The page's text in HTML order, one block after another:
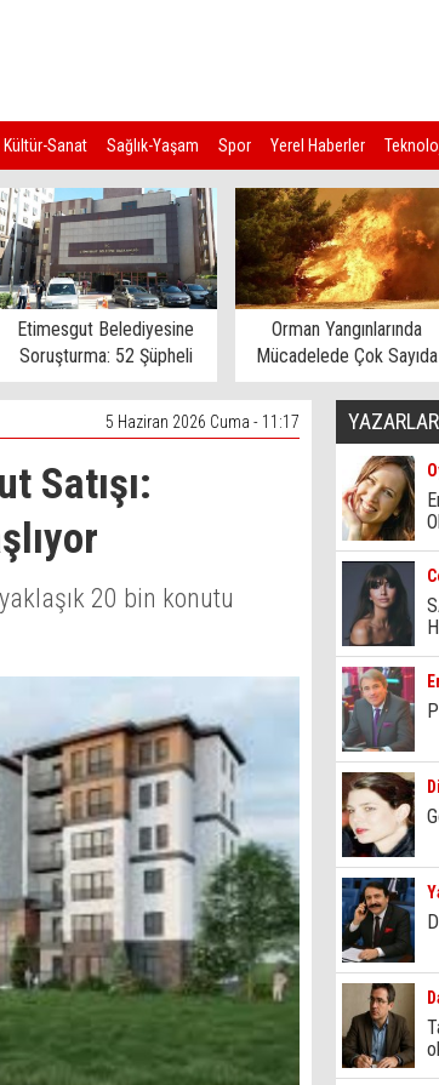
Kültür-Sanat Sağlık-Yaşam Spor Yerel Haberler
Etimesgut Belediyesine
Soruşturma: 52 Şüpheli
Gözaltına Alındı
Orman Yangınlarında
Mücadelede Çok Sayıda
Ev Tahliye Edildi
5 Haziran 2026 Cuma - 11:17
Satışı:
20 bin konutu
YAZARLAR